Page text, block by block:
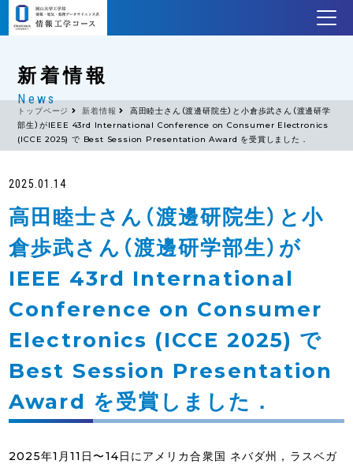
新着情報
News
トップページ 新着情報
高田睦士さん（渡邊研院生）と小倉歩武さん（渡邊研学
部生）がIEEE 43rd International Conference on Consumer Electronics
(ICCE 2025) で Best Session Presentation Award を受賞しました．
2025.01.14
高田睦士さん（渡邊研院生）と小
倉歩武さん（渡邊研学部生）が
IEEE 43rd International
Conference on Consumer
Electronics (ICCE 2025) で
Best Session Presentation
Award を受賞しました．
2025年1月11日〜14日にアメリカ合衆国 ネバダ州，ラスベガ